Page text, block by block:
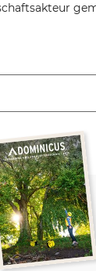
Beach-
Made in